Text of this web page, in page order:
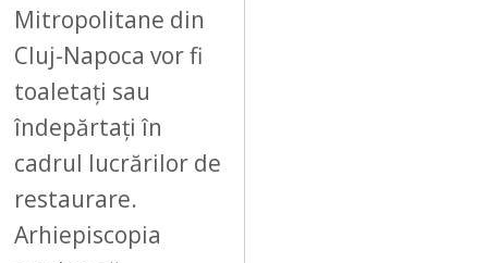
Mitropolitane din
Cluj-Napoca vor fi
toaletați sau
îndepărtați în
cadrul lucrărilor de
restaurare.
Arhiepiscopia